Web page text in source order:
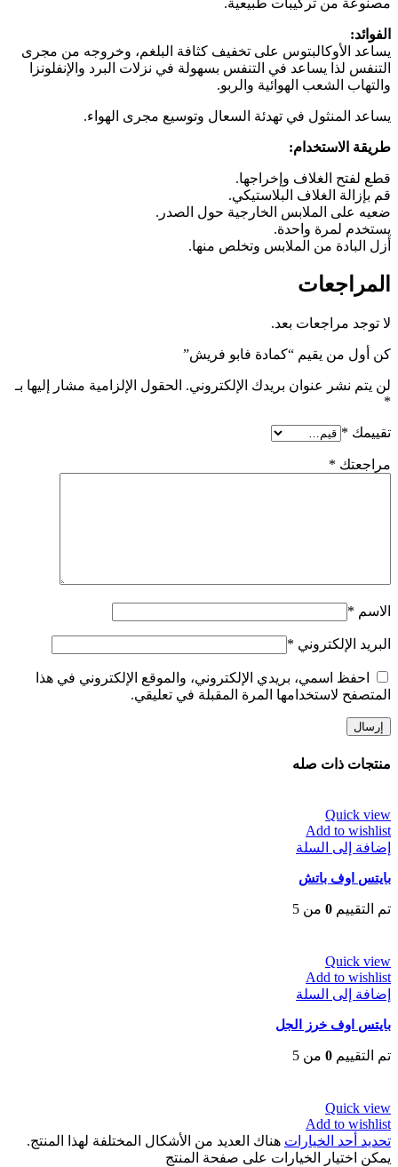
مصنوعة من تركيبات طبيعية.
الفوائد:
يساعد الأوكالبتوس على تخفيف كثافة البلغم، وخروجه من مجرى
التنفس لذا يساعد في التنفس بسهولة في نزلات البرد والإنفلونزا
والتهاب الشعب الهوائية والربو.
يساعد المنثول في تهدئة السعال وتوسيع مجرى الهواء.
طريقة الاستخدام:
قطع لفتح الغلاف وإخراجها.
قم بإزالة الغلاف البلاستيكي.
ضعيه على الملابس الخارجية حول الصدر.
يستخدم لمرة واحدة.
أزل البادة من الملابس وتخلص منها.
المراجعات
لا توجد مراجعات بعد.
كن أول من يقيم “كمادة فابو فريش”
لن يتم نشر عنوان بريدك الإلكتروني. الحقول الإلزامية مشار إليها بـ
*
تقييمك *
مراجعتك *
الاسم *
البريد الإلكتروني *
احفظ اسمي، بريدي الإلكتروني، والموقع الإلكتروني في هذا
المتصفح لاستخدامها المرة المقبلة في تعليقي.
منتجات ذات صله
Quick view
Add to wishlist
إضافة إلى السلة
بايتس اوف باتش
تم التقييم 0 من 5
Quick view
Add to wishlist
إضافة إلى السلة
بايتس اوف خرز الجل
تم التقييم 0 من 5
Quick view
Add to wishlist
تحديد أحد الخيارات هناك العديد من الأشكال المختلفة لهذا المنتج.
يمكن اختيار الخيارات على صفحة المنتج